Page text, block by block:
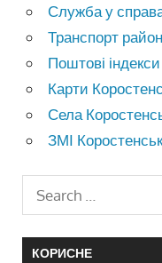
Служба у
Транспорт
Поштові
Карти
Села
ЗМІ
КОРИСНЕ